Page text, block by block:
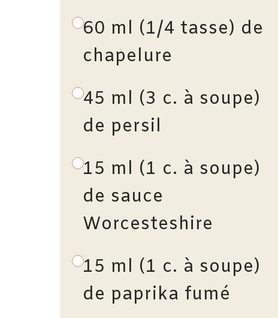
60 ml (1/4 tasse) de
chapelure
45 ml (3 c. à soupe)
de persil
15 ml (1 c. à soupe)
de sauce
Worcesteshire
15 ml (1 c. à soupe)
de paprika fumé